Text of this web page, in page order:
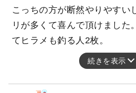
こっちの方が断然やりやすい
リが多くて喜んで頂けました
てヒラメも釣る人2枚。
続きを表示